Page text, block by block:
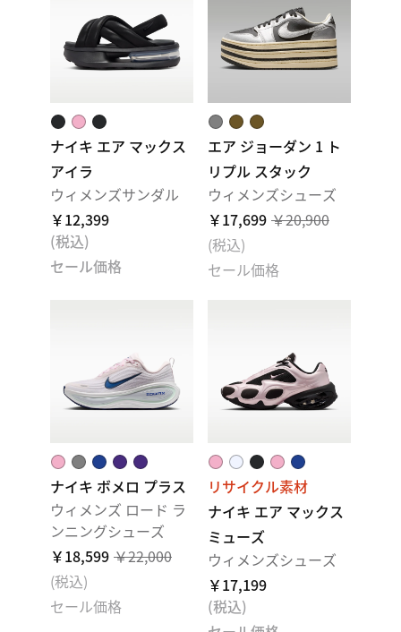
ナイキ エア マックス
アイラ
ウィメンズサンダル
￥12,399
(税込)
セール価格
エア ジョーダン 1 ト
リプル スタック
ウィメンズシューズ
￥17,699 ￥20,900
(税込)
セール価格
ナイキ ボメロ プラス
ウィメンズ ロード ラ
ンニングシューズ
￥18,599 ￥22,000
(税込)
セール価格
リサイクル素材
ナイキ エア マックス
ミューズ
ウィメンズシューズ
￥17,199
(税込)